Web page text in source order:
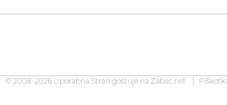
© 2008-2026 Uporabna Stran gostuje na Zabec.net Piškotki